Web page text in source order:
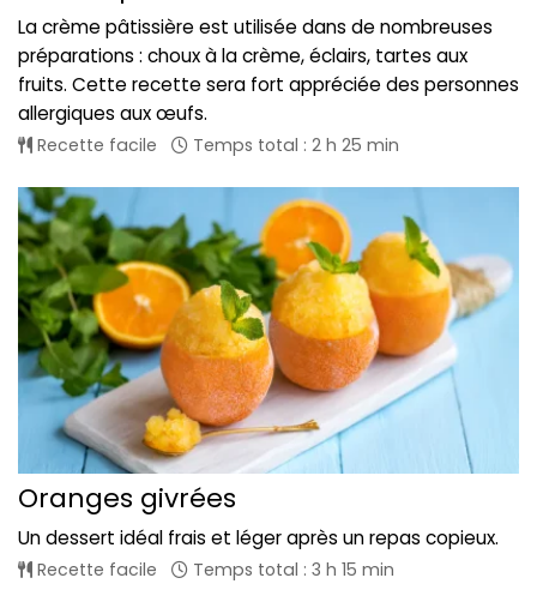
La crème pâtissière est utilisée dans de nombreuses
préparations : choux à la crème, éclairs, tartes aux
fruits. Cette recette sera fort appréciée des personnes
allergiques aux œufs.
Recette facile Temps total : 2 h 25 min
Oranges givrées
Un dessert idéal frais et léger après un repas copieux.
Recette facile Temps total : 3 h 15 min